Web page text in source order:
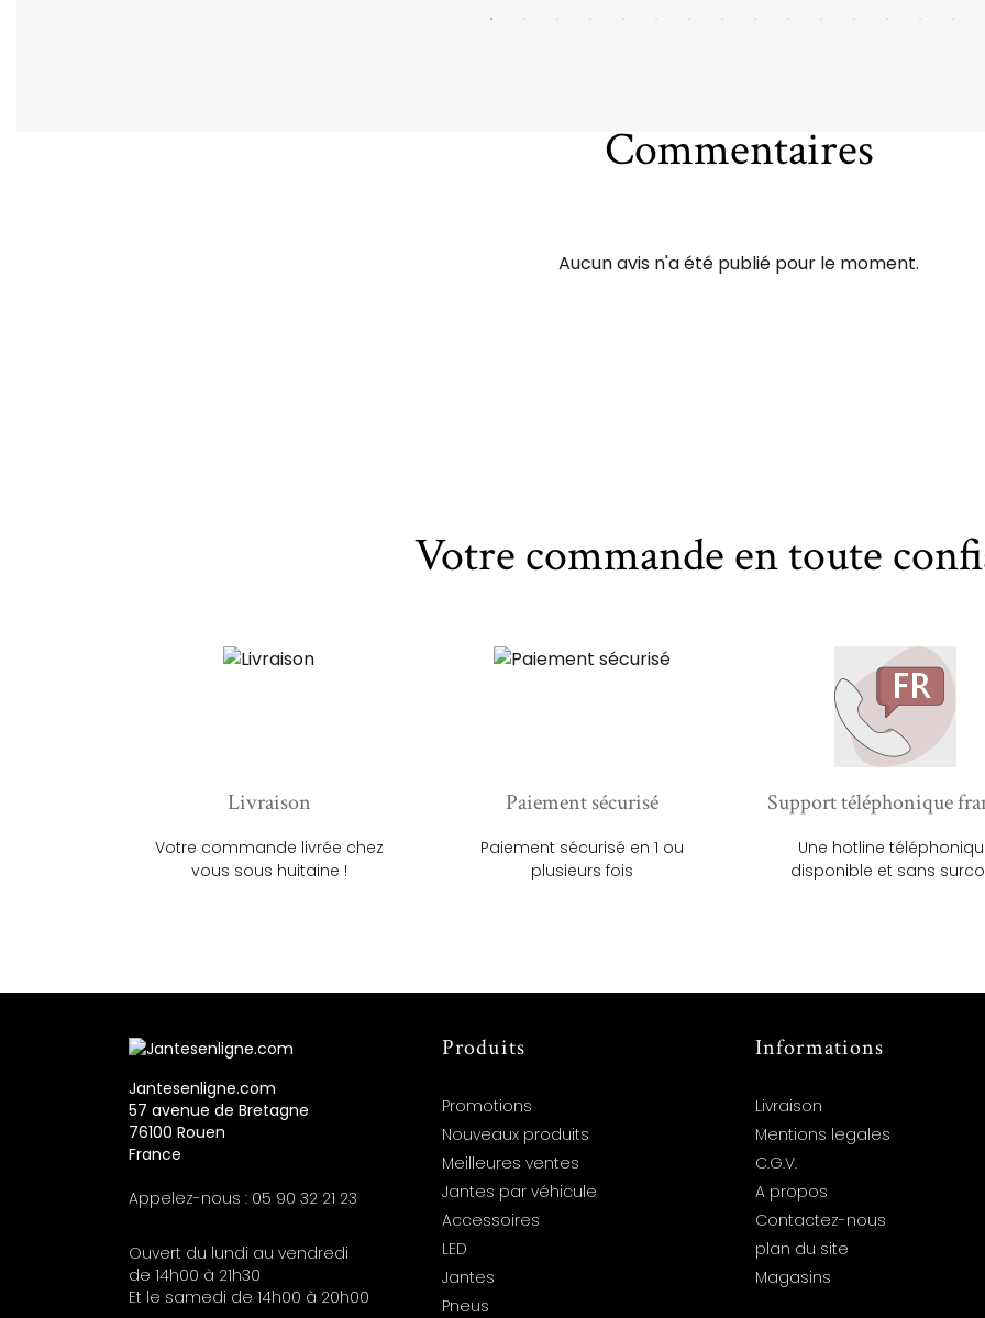
Commentaires
Aucun avis n'a été publié pour le moment.
Votre commande en toute
Livraison
Votre commande livrée chez
vous sous huitaine !
Paiement sécurisé
Paiement sécurisé en 1 ou
plusieurs fois
Support téléphonique
Une hotline
disponible et sans
Jantesenligne.com
57 avenue de Bretagne
76100 Rouen
France
Appelez-nous : 05 90 32 21 23
Ouvert du lundi au vendredi
de 14h00 à 21h30
Et le samedi de 14h00 à 20h00
Produits
Promotions
Nouveaux produits
Meilleures ventes
Jantes par véhicule
Accessoires
LED
Jantes
Pneus
Informations
Livraison
Mentions legales
C.G.V.
A propos
Contactez-nous
plan du site
Magasins